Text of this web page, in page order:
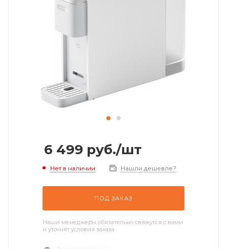
6 499 руб./шт
Нет в наличии Нашли дешевле?
ПОД ЗАКАЗ
Наши менеджеры обязательно свяжутся с вами
и уточнят условия заказа